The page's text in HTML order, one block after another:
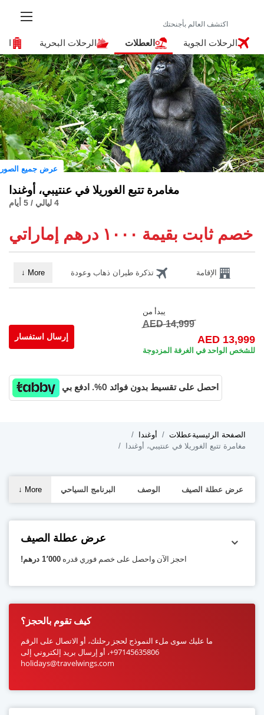
الرحلات الجوية العطلات الرحلات البحرية
عرض جميع الصور
مغامرة تتبع الغوريلا في عنتيبي، أوغندا
خصم ثابت بقيمة ١٠٠٠ درهم إماراتي
الإقامة تذكرة طيران ذهاب وعودة More
↓
يبدأ من
AED 14,999
AED 13,999
للشخص الواحد في الغرفة المزدوجة
إرسال استفسار
احصل على تقسيط بدون فوائد 0%. ادفع بي
الصفحة الرئيسيةعطلات
أوغندا
مغامرة تتبع الغوريلا في عنتيبي، أوغندا
عرض عطلة الصيف الوصف البرنامج السياحي More
↓
عرض عطلة الصيف
احجز الآن واحصل على خصم فوري قدره 1٬000 درهم!
كيف تقوم بالحجز؟
ما عليك سوى ملء النموذج لحجز رحلتك، أو الاتصال على الرقم
97145635806+، أو إرسال بريد إلكتروني إلى
holidays@travelwings.com